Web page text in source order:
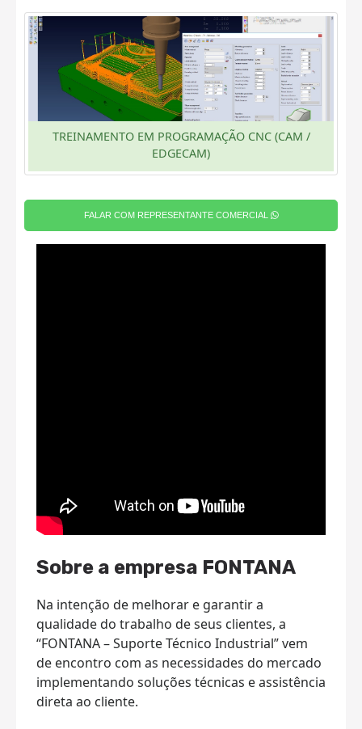
TREINAMENTO EM PROGRAMAÇÃO CNC (CAM /
EDGECAM)
FALAR COM REPRESENTANTE COMERCIAL
Sobre a empresa FONTANA
Na intenção de melhorar e garantir a
qualidade do trabalho de seus clientes, a
“FONTANA – Suporte Técnico Industrial” vem
de encontro com as necessidades do mercado
implementando soluções técnicas e assistência
direta ao cliente.